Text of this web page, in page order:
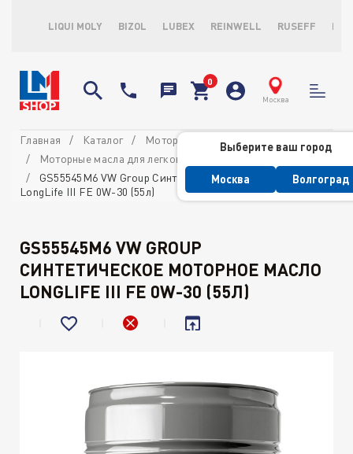
LIQUI MOLY BIZOL LUBEX REINWELL RUSEFF
Москва
Выберите ваш город
Москва Волгоград
Главная Каталог
Моторные масла
Моторные масла для легковых автомобилей
GS55545M6 VW Group Синтетическое моторное масло
LongLife III FE 0W-30 (55л)
GS55545M6 VW GROUP
СИНТЕТИЧЕСКОЕ МОТОРНОЕ МАСЛО
LONGLIFE III FE 0W-30 (55Л)